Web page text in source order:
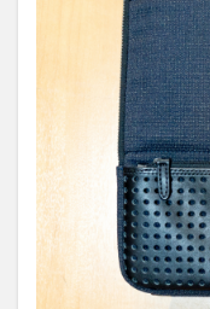
これ
だけ
ても
まだ